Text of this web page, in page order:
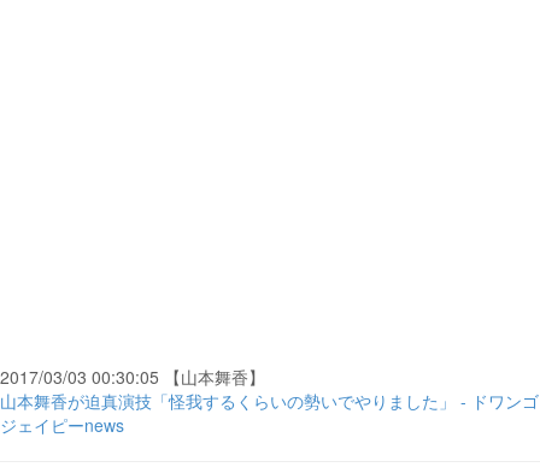
2017/03/03 00:30:05 【山本舞香】
山本舞香が迫真演技「怪我するくらいの勢いでやりました」 - ドワンゴ
ジェイピーnews